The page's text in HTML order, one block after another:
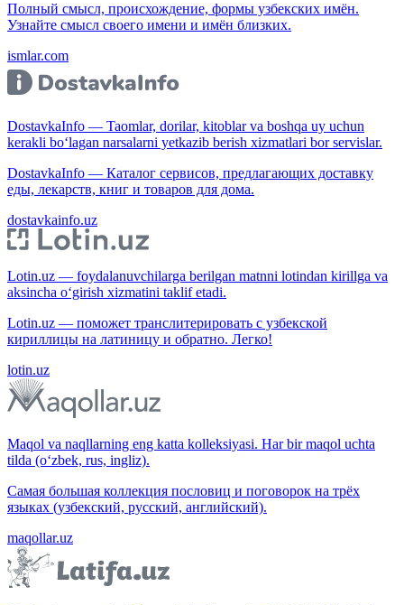
Полный смысл, происхождение, формы узбекских имён.
Узнайте смысл своего имени и имён близких.
ismlar.com
DostavkaInfo — Taomlar, dorilar, kitoblar va boshqa uy uchun
kerakli bo‘lagan narsalarni yetkazib berish xizmatlari bor servislar.
DostavkaInfo — Каталог сервисов, предлагающих доставку
еды, лекарств, книг и товаров для дома.
dostavkainfo.uz
Lotin.uz — foydalanuvchilarga berilgan matnni lotindan kirillga va
aksincha o‘girish xizmatini taklif etadi.
Lotin.uz — поможет транслитерировать с узбекской
кириллицы на латиницу и обратно. Легко!
lotin.uz
Maqol va naqllarning eng katta kolleksiyasi. Har bir maqol uchta
tilda (o‘zbek, rus, ingliz).
Самая большая коллекция пословиц и поговорок на трёх
языках (узбекский, русский, английский).
maqollar.uz